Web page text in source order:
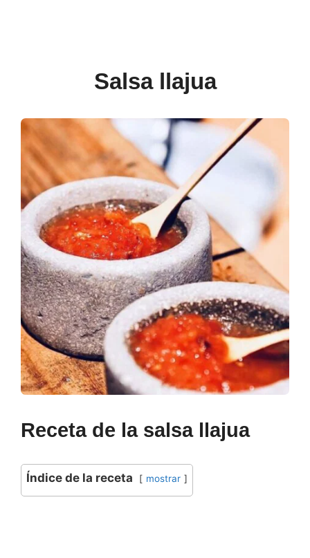
Salsa llajua
Receta de la salsa llajua
Índice de la receta mostrar